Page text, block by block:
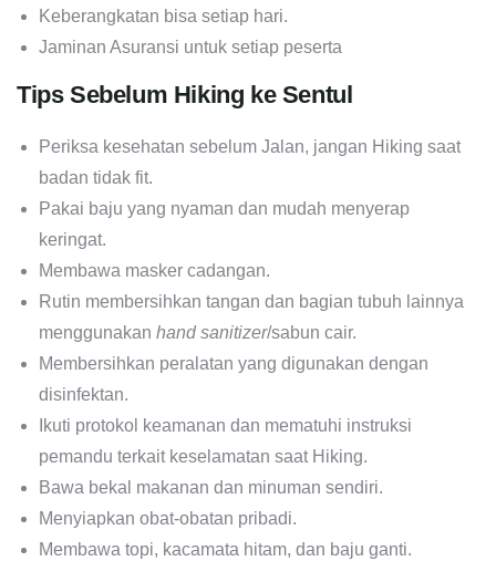
Keberangkatan bisa setiap hari.
Jaminan Asuransi untuk setiap peserta
Tips Sebelum Hiking ke Sentul
Periksa kesehatan sebelum Jalan, jangan Hiking saat
badan tidak fit.
Pakai baju yang nyaman dan mudah menyerap
keringat.
Membawa masker cadangan.
Rutin membersihkan tangan dan bagian tubuh lainnya
menggunakan hand sanitizer/sabun cair.
Membersihkan peralatan yang digunakan dengan
disinfektan.
Ikuti protokol keamanan dan mematuhi instruksi
pemandu terkait keselamatan saat Hiking.
Bawa bekal makanan dan minuman sendiri.
Menyiapkan obat-obatan pribadi.
Membawa topi, kacamata hitam, dan baju ganti.